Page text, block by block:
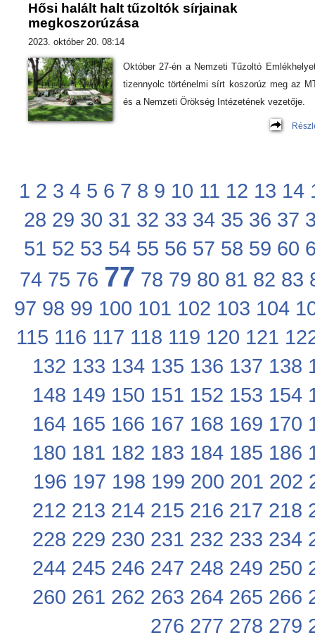
Hősi halált halt tűzoltók sírjainak
megkoszorúzása
2023. október 20. 08:14
Október 27-én a Nemzeti Tűzoltó
tizennyolc történelmi sírt koszorúz meg az
és a Nemzeti Örökség Intézetének vezetője.
1 2 3 4 5 6 7 8 9 10 11 12 13 14
28 29 30 31 32 33 34 35 36 37
51 52 53 54 55 56 57 58 59 60
74 75 76 77 78 79 80 81 82 83
97 98 99 100 101 102 103 104
115 116 117 118 119 120 121
132 133 134 135 136 137 138
148 149 150 151 152 153 154
164 165 166 167 168 169 170
180 181 182 183 184 185 186
196 197 198 199 200 201 202
212 213 214 215 216 217 218
228 229 230 231 232 233 234
244 245 246 247 248 249 250
260 261 262 263 264 265 266
276 277 278 279